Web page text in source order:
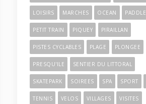
LOISIRS MARCHES OCEAN PADDLE
PETIT TRAIN PIQUEY PIRAILLAN
PISTES CYCLABLES PLAGE PLONGEE
PRESQU'ILE SENTIER DU LITTORAL
SKATEPARK SOIREES SPA SPORT
TENNIS VELOS VILLAGES VISITES